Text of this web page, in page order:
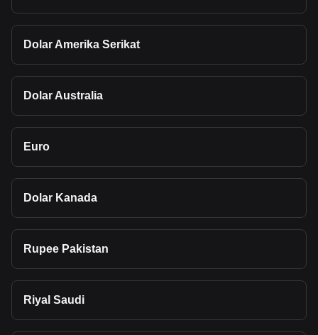
Dolar Amerika Serikat
Dolar Australia
Euro
Dolar Kanada
Rupee Pakistan
Riyal Saudi